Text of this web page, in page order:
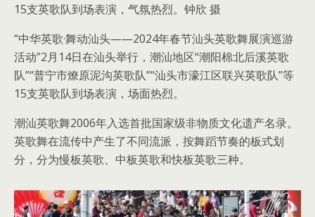
15支英歌队到场表演，气氛热烈。钟欣 摄
“中华英歌·舞动汕头——2024年春节汕头英歌舞展演巡游
活动”2月14日在汕头举行，潮汕地区“潮阳棉北后溪英歌
队”“普宁市燎原泥沟英歌队”“汕头市濠江区联兴英歌队”等
15支英歌队到场表演，场面热烈。
潮汕英歌舞2006年入选首批国家级非物质文化遗产名录。
英歌舞在流传中产生了不同流派，按舞蹈节奏的板式划
分，分为慢板英歌、中板英歌和快板英歌三种。